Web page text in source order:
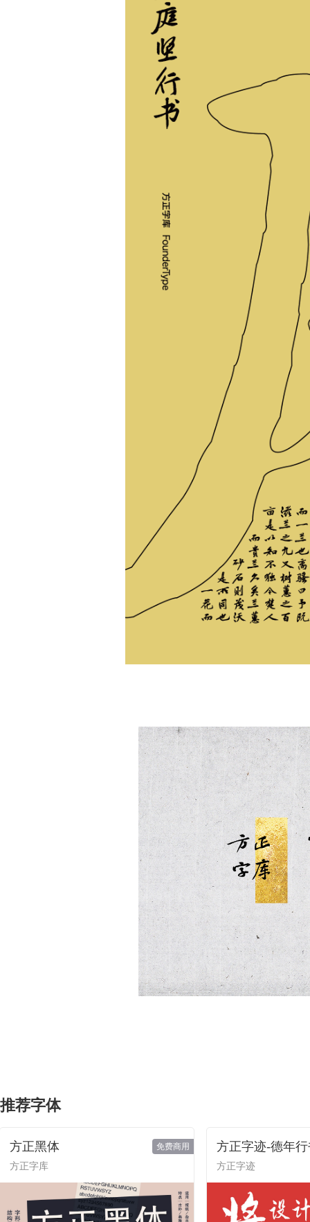
推荐字体
方正黑体
方正字库
免费商用 方正字迹-德年
方正字迹